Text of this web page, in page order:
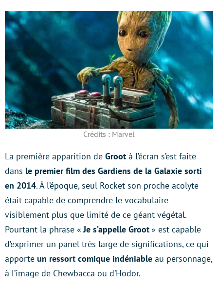
Crédits : Marvel
La première apparition de Groot à l’écran s’est faite
dans le premier film des Gardiens de la Galaxie sorti
en 2014. À l’époque, seul Rocket son proche acolyte
était capable de comprendre le vocabulaire
visiblement plus que limité de ce géant végétal.
Pourtant la phrase «Je s’appelle Groot » est capable
d’exprimer un panel très large de significations, ce qui
apporte un ressort comique indéniable au personnage,
à l’image de Chewbacca ou d’Hodor.